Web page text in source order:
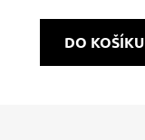
DO KOŠÍKU